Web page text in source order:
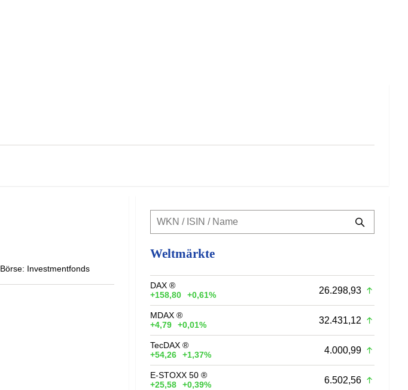
Börse: Investmentfonds
Weltmärkte
DAX ®
+158,80
+0,61% 26.298,93
MDAX ®
+4,79
+0,01% 32.431,12
TecDAX ®
+54,26
+1,37% 4.000,99
E-STOXX 50 ®
+25,58
+0,39% 6.502,56